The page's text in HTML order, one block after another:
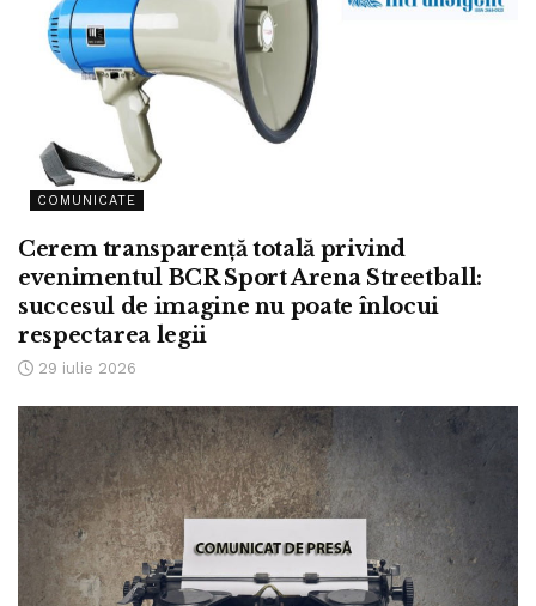
COMUNICATE
Cerem transparență totală privind
evenimentul BCR Sport Arena Streetball:
succesul de imagine nu poate înlocui
respectarea legii
29 iulie 2026